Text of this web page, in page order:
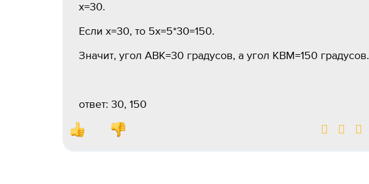
х=30.
Если х=30, то 5х=5*30=150.
Значит, угол АВК=30 градусов, а угол КВМ=150 градусов.
ответ: 30, 150